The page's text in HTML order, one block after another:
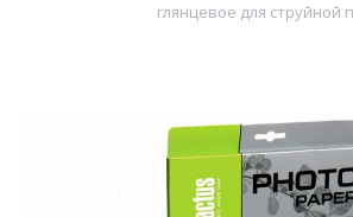
глянцевое для струйной